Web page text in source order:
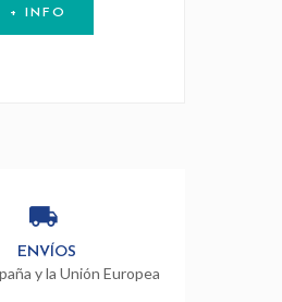
+ INFO
ENVÍOS
y la Unión Europea